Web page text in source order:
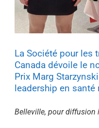
La Société pour les
Canada dévoile le
Prix Marg
leadership en santé
Belleville, pour diffusion